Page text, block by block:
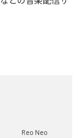
Reo Neo